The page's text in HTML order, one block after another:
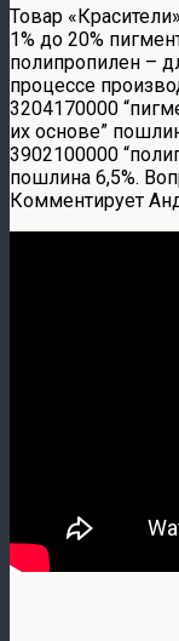
Товар
1% до 20%
полипропилен –
процессе
3204170000
их основе”
3902100000
пошлина 6,5%.
Комментирует